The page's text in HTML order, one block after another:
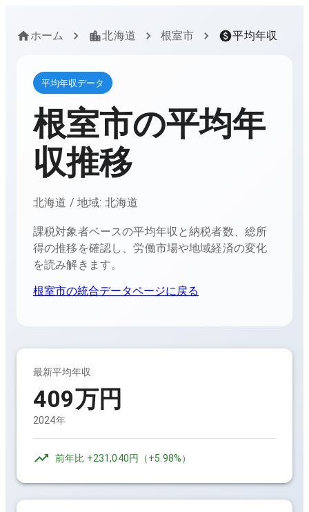
ホーム 北海道 根室市 平均年収
平均年収データ
根室市の平均年
収推移
北海道 / 地域: 北海道
課税対象者ベースの平均年収と納税者数、総所
得の推移を確認し、労働市場や地域経済の変化
を読み解きます。
根室市の統合データページに戻る
最新平均年収
409万円
2024年
前年比 +231,040円 （+5.98%）